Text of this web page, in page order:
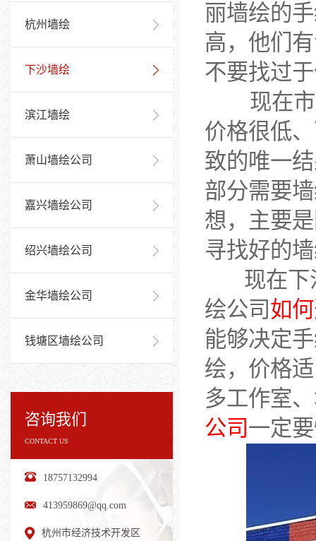
杭州墙绘
下沙墙绘
滨江墙绘
萧山墙绘公司
嘉兴墙绘公司
绍兴墙绘公司
金华墙绘公司
钱塘区墙绘公司
咨询我们
CONTACT US
18757132994
413959869@qq.com
杭州市经济技术开发区
丽墙绘的
高，他们
不要找过
现在市
价格很低
致的唯一
部分需要
想，主要
寻找好的
现在下沙
绘公司 如
能够决定
绘，价格
多工作室
公司一定